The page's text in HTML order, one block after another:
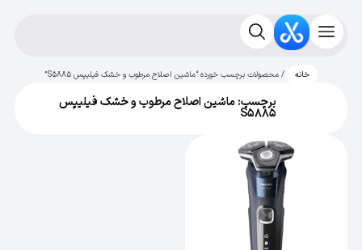
خانه / محصولات برچسب خورده “ماشین اصلاح مرطوب و خشک فیلیپس S5885”
برچسب: ماشین اصلاح مرطوب و خشک فیلیپس
S5885